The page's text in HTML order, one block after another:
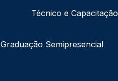
Técnico e Capacitação
Graduação Semipresencial